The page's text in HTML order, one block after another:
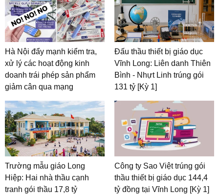
Hà Nội đẩy mạnh kiểm tra,
xử lý các hoạt động kinh
doanh trái phép sản phẩm
giảm cân qua mạng
Đấu thầu thiết bị giáo dục
Vĩnh Long: Liên danh Thiên
Bình - Nhựt Linh trúng gói
131 tỷ [Kỳ 1]
Trường mẫu giáo Long
Hiệp: Hai nhà thầu cạnh
tranh gói thầu 17,8 tỷ
Công ty Sao Việt trúng gói
thầu thiết bị giáo dục 144,4
tỷ đồng tại Vĩnh Long [Kỳ 1]